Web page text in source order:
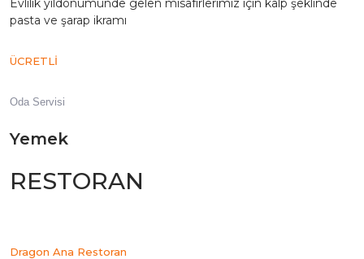
Evlilik yıldönümünde gelen misafirlerimiz için kalp şeklinde
pasta ve şarap ikramı
ÜCRETLİ
Oda Servisi
Yemek
RESTORAN
Dragon Ana Restoran